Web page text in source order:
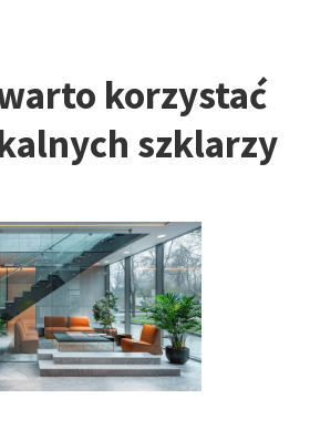
korzystać
szklarzy